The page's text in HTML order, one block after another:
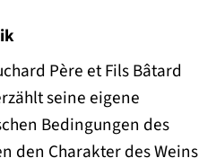
Père et Fils Bâtard
seine eigene
Bedingungen des
den Charakter des Weins